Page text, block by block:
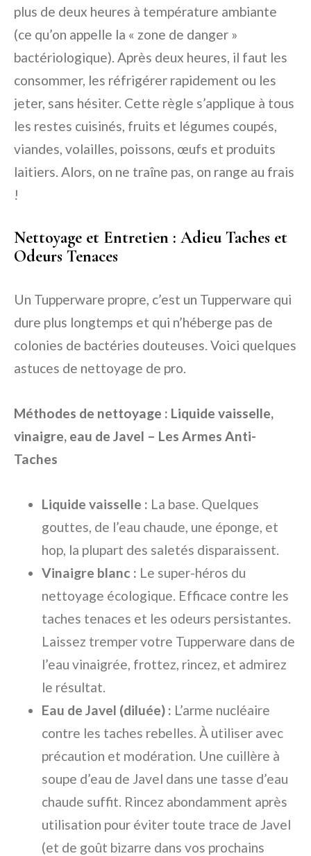
plus de deux heures à température ambiante
(ce qu’on appelle la « zone de danger »
bactériologique). Après deux heures, il faut les
consommer, les réfrigérer rapidement ou les
jeter, sans hésiter. Cette règle s’applique à tous
les restes cuisinés, fruits et légumes coupés,
viandes, volailles, poissons, œufs et produits
laitiers. Alors, on ne traîne pas, on range au frais
!
Nettoyage et Entretien : Adieu Taches et
Odeurs Tenaces
Un Tupperware propre, c’est un Tupperware qui
dure plus longtemps et qui n’héberge pas de
colonies de bactéries douteuses. Voici quelques
astuces de nettoyage de pro.
Méthodes de nettoyage : Liquide vaisselle,
vinaigre, eau de Javel – Les Armes Anti-
Taches
Liquide vaisselle : La base. Quelques
gouttes, de l’eau chaude, une éponge, et
hop, la plupart des saletés disparaissent.
Vinaigre blanc : Le super-héros du
nettoyage écologique. Efficace contre les
taches tenaces et les odeurs persistantes.
Laissez tremper votre Tupperware dans de
l’eau vinaigrée, frottez, rincez, et admirez
le résultat.
Eau de Javel (diluée) : L’arme nucléaire
contre les taches rebelles. À utiliser avec
précaution et modération. Une cuillère à
soupe d’eau de Javel dans une tasse d’eau
chaude suffit. Rincez abondamment après
utilisation pour éviter toute trace de Javel
(et de goût bizarre dans vos prochains